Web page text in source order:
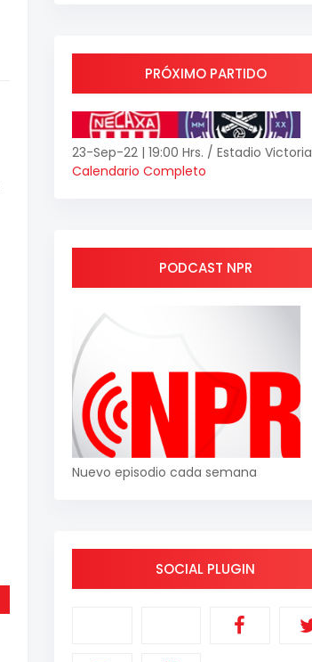
PRÓXIMO PARTIDO
23-Sep-22 | 19:00 Hrs. / Estadio Victoria
Calendario Completo
PODCAST NPR
Nuevo episodio cada semana
SOCIAL PLUGIN